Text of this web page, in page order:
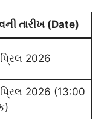
તારીખ (Date)
2026
2026 (13:00